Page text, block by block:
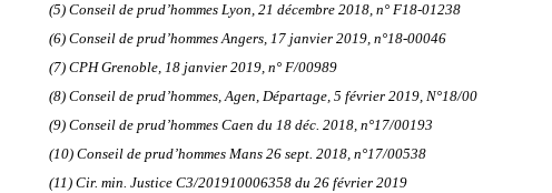
(5) Conseil de prud’hommes Lyon, 21 décembre 2018, n° F18-01238
(6) Conseil de prud’hommes Angers, 17 janvier 2019, n°18-00046
(7) CPH Grenoble, 18 janvier 2019, n° F/00989
(8) Conseil de prud’hommes, Agen, Départage, 5 février 2019, N°18/00
(9) Conseil de prud’hommes Caen du 18 déc. 2018, n°17/00193
(10) Conseil de prud’hommes Mans 26 sept. 2018, n°17/00538
(11) Cir. min. Justice C3/201910006358 du 26 février 2019